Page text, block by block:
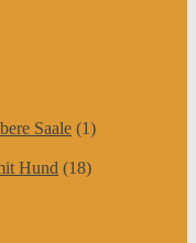
Saale (1)
Hund (18)